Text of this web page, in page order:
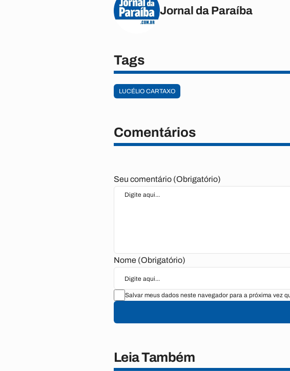
Jornal da Paraíba
Tags
LUCÉLIO CARTAXO
Comentários
Seu comentário (Obrigatório)
Nome (Obrigatório)
Salvar meus dados neste navegador para a próxima vez
Leia Também